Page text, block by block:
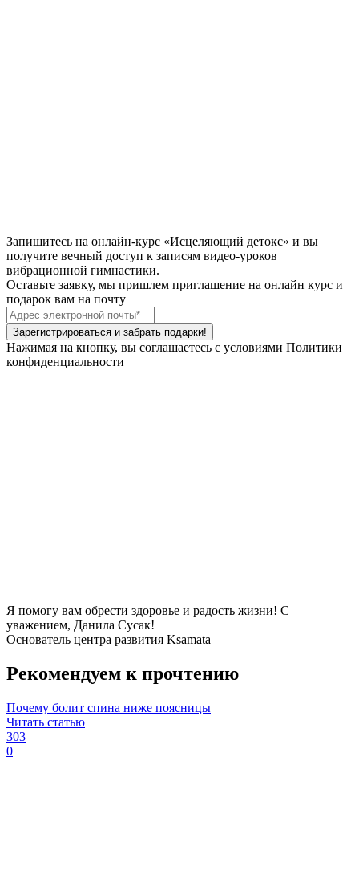
Запишитесь на онлайн-курс «Исцеляющий детокс» и вы
получите вечный доступ к записям видео-уроков
вибрационной гимнастики.
Оставьте заявку, мы пришлем приглашение на онлайн курс и
подарок вам на почту
Зарегистрироваться и забрать подарки!
Нажимая на кнопку, вы соглашаетесь с условиями Политики
конфиденциальности
Я помогу вам обрести здоровье и радость жизни! С
уважением, Данила Сусак!
Основатель центра развития Ksamata
Рекомендуем к прочтению
Почему болит спина ниже поясницы
Читать статью
303
0